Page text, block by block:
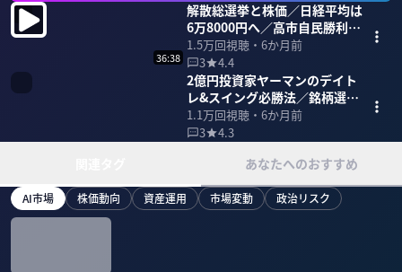
解散総選挙と株価／日経平均は
6万8000円へ／高市自民勝利で
株高
1.5万回視聴・ 6か月前
3
4.4
36:38
2億円投資家ヤーマンのデイト
レ&スイング必勝法／銘柄選び
のポイント／リスクを取らない
勝ち方
1.1万回視聴・ 6か月前
3
4.3
あなたへのおすすめ
AI市場 株価動向 資産運用 市場変動 政治リスク